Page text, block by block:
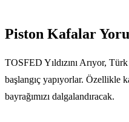
Piston Kafalar
TOSFED Yıldızını Arıyor,
başlangıç yapıyorlar. Özellikle
bayrağımızı dalgalandıracak.